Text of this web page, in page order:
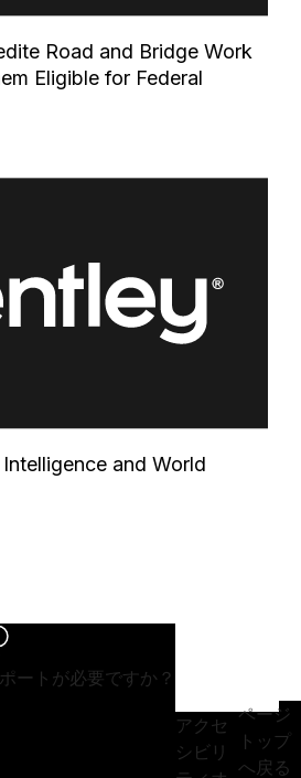
Road and Bridge Work
Eligible for Federal
and World
ートが必要ですか？
アクセ
シビリ
ページ
トップ
へ戻る